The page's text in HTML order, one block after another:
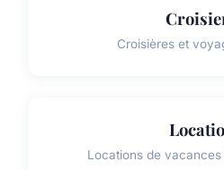
Croisières et
Locations de